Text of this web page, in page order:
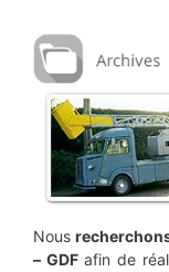
Nous
– GDFafin de